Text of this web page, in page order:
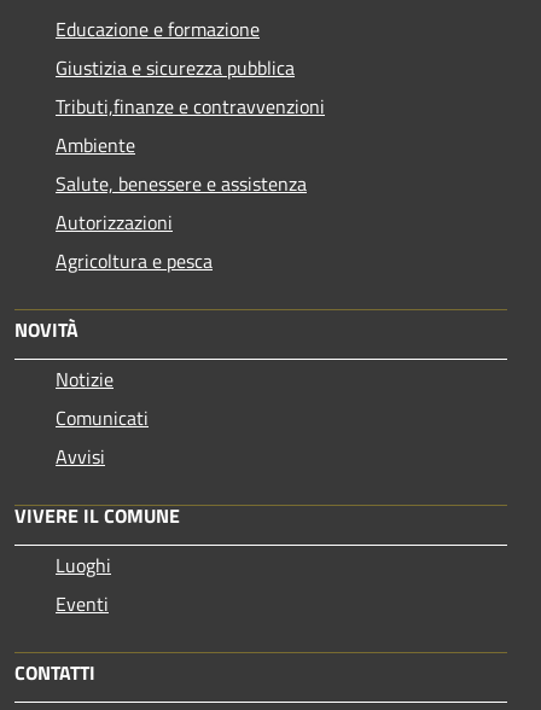
Educazione e formazione
Giustizia e sicurezza pubblica
Tributi,finanze e contravvenzioni
Ambiente
Salute, benessere e assistenza
Autorizzazioni
Agricoltura e pesca
NOVITÀ
Notizie
Comunicati
Avvisi
VIVERE IL COMUNE
Luoghi
Eventi
CONTATTI